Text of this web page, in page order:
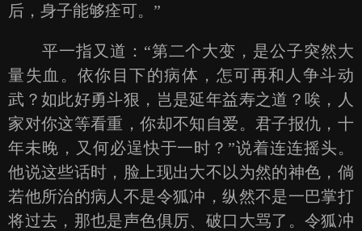
后，身子能够痊可。”
平一指又道：“第二个大变，是公子突然大
量失血。依你目下的病体，怎可再和人争斗动
武？如此好勇斗狠，岂是延年益寿之道？唉，人
家对你这等看重，你却不知自爱。君子报仇，十
年未晚，又何必逞快于一时？”说着连连摇头。
他说这些话时，脸上现出大不以为然的神色，倘
若他所治的病人不是令狐冲，纵然不是一巴掌打
将过去，那也是声色俱厉、破口大骂了。令狐冲